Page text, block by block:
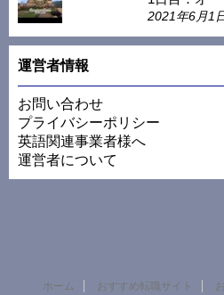
2021年6月1
運営者情報
お問い合わせ
プライバシーポリシー
英語関連事業者様へ
運営者について
ホーム おすすめ転職サイト